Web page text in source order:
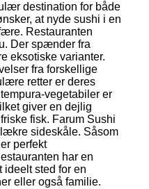
destination for både
at nyde sushi i en
Restauranten
Der spænder fra
eksotiske varianter.
fra forskellige
retter er deres
vegetabiler er
giver en dejlig
fisk. Farum Sushi
sideskåle. Såsom
perfekt
har en
sted for en
eller også familie.